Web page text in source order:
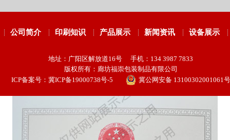
公司简介 印刷知识 产品展示 新闻资讯 设备展示
地址：广阳区解放道16号 手机：134 3987 7833
版权所有：廊坊福崇包装制品有限公司
ICP备案号： 冀ICP备19000738号-5 冀公网安备 13100302001061号